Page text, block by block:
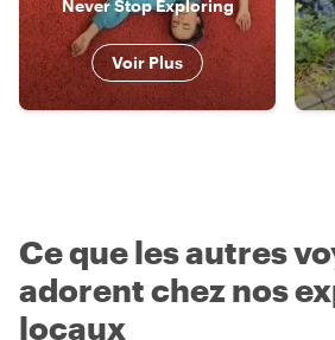
Never Stop Exploring
Voir Plus
Ce que les autres
adorent chez nos
locaux